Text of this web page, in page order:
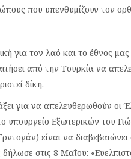
που υπενθυμίζουν τον
για τον λαό και το έθνος
από την Τουρκία να
δίκη.
για να απελευθερωθούν οι
Εξωτερικών του
είναι να
δήλωσε στις 8 Μαΐου: